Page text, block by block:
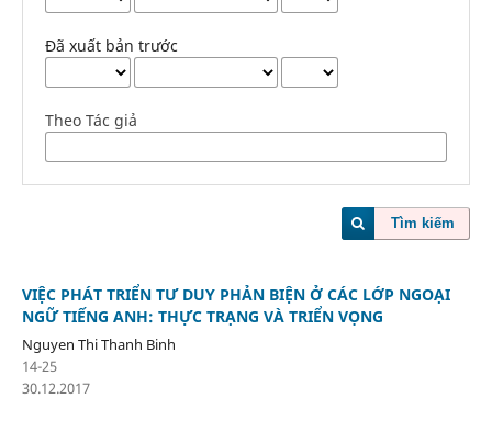
Đã xuất bản trước
Theo Tác giả
Tìm kiếm
VIỆC PHÁT TRIỂN TƯ DUY PHẢN BIỆN Ở CÁC LỚP NGOẠI
NGỮ TIẾNG ANH: THỰC TRẠNG VÀ TRIỂN VỌNG
Nguyen Thi Thanh Binh
14-25
30.12.2017